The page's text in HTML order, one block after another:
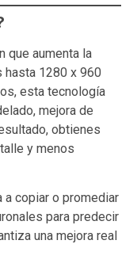
que aumenta la
1280 x 960
esta tecnología
mejora de
obtienes
y menos
copiar o promediar
para predecir
una mejora real